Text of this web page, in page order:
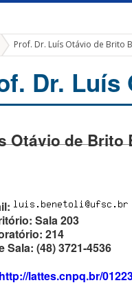
Prof. Dr. Luís Otávio de Brito
Dr. Luís
Otávio de Brito
Sala 203
214
Sala: (48) 3721-4536
http://lattes.cnpq.br/